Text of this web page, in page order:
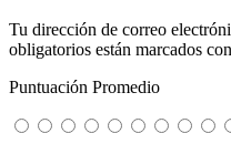
Tu dirección de correo
obligatorios están marcados con
Puntuación Promedio